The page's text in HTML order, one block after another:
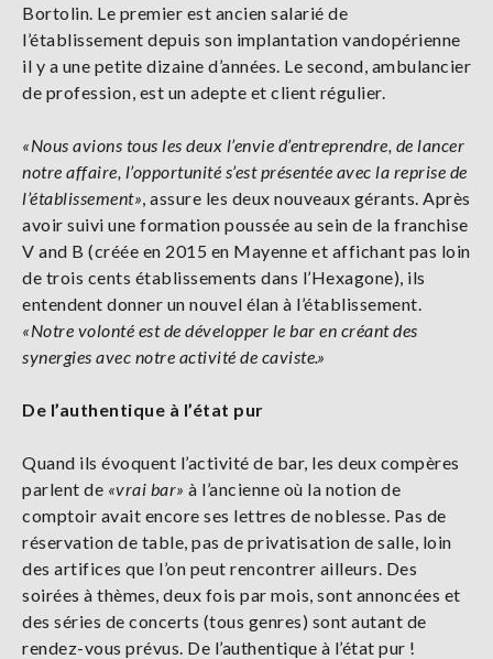
Bortolin. Le premier est ancien salarié de
l’établissement depuis son implantation vandopérienne
il y a une petite dizaine d’années. Le second, ambulancier
de profession, est un adepte et client régulier.
«Nous avions tous les deux l’envie d’entreprendre, de lancer
notre affaire, l’opportunité s’est présentée avec la reprise de
l’établissement» , assure les deux nouveaux gérants. Après
avoir suivi une formation poussée au sein de la franchise
V and B (créée en 2015 en Mayenne et affichant pas loin
de trois cents établissements dans l’Hexagone), ils
entendent donner un nouvel élan à l’établissement.
«Notre volonté est de développer le bar en créant des
synergies avec notre activité de caviste.»
De l’authentique à l’état pur
Quand ils évoquent l’activité de bar, les deux compères
parlent de «vrai bar» à l’ancienne où la notion de
comptoir avait encore ses lettres de noblesse. Pas de
réservation de table, pas de privatisation de salle, loin
des artifices que l’on peut rencontrer ailleurs. Des
soirées à thèmes, deux fois par mois, sont annoncées et
des séries de concerts (tous genres) sont autant de
rendez-vous prévus. De l’authentique à l’état pur !